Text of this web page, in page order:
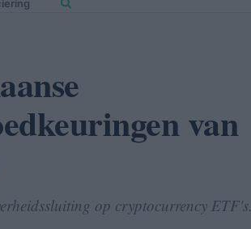
van
op cryptocurrency ETF's.